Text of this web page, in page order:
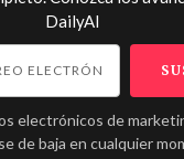
DailyAI
electrónicos de
de baja en cualquier